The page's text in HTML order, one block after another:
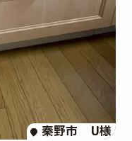
秦野市 U様